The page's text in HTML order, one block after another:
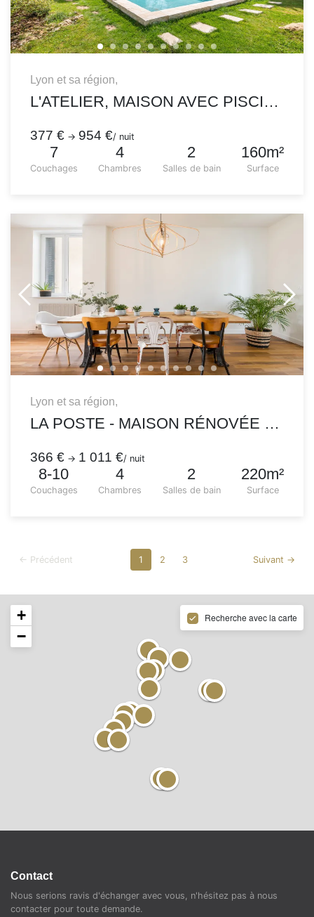
Lyon et sa région,
L'ATELIER, MAISON AVEC PISCINE JARDIN ET VUE
377 €→ 954 €/ nuit
7
Couchages
4
Chambres
2
Salles de bain
160m²
Surface
Lyon et sa région,
LA POSTE - MAISON RÉNOVÉE DANS UN STYLE VINTAGE
366 €→ 1 011 €/ nuit
8-10
Couchages
4
Chambres
2
Salles de bain
220m²
Surface
← Précédent 1 2 3 Suivant →
+
−
Recherche avec la carte
Contact
Nous serions ravis d'échanger avec vous, n'hésitez pas à nous
contacter pour toute demande.